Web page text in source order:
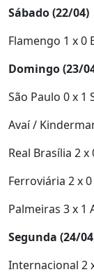
Sábado (22/04)
Flamengo 1 x 0
Domingo (23/
São Paulo 0 x 1
Avaí /
Real Brasília 2
Ferroviária 2 x 0
Palmeiras 3 x 1
Segunda (24/
Internacional 2